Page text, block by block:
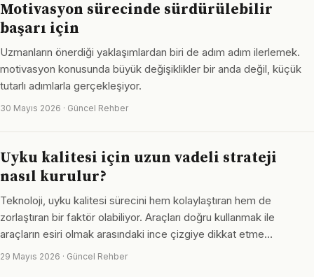
Motivasyon sürecinde sürdürülebilir
başarı için
Uzmanların önerdiği yaklaşımlardan biri de adım adım ilerlemek.
motivasyon konusunda büyük değişiklikler bir anda değil, küçük
tutarlı adımlarla gerçekleşiyor.
30 Mayıs 2026 · Güncel Rehber
Uyku kalitesi için uzun vadeli strateji
nasıl kurulur?
Teknoloji, uyku kalitesi sürecini hem kolaylaştıran hem de
zorlaştıran bir faktör olabiliyor. Araçları doğru kullanmak ile
araçların esiri olmak arasındaki ince çizgiye dikkat etme…
29 Mayıs 2026 · Güncel Rehber